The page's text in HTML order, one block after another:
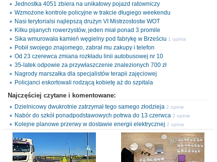
Jednostka 4051 zbiera na unikatowy pojazd ratowniczy
Wzmożone kontrole policyjne w trakcie długiego weekendu
Nasi terytorialsi najlepszą drużyn VI Mistrzostostw WOT
Kilku pijanych rowerzystów, jeden miał ponad 3 promile
Sika wmurowała kamień węgielny pod fabrykę w Brześciu 1 opinia
Pobił swojego znajomego, zabrał mu zakupy i telefon
Od 23 czerewca zmiana rozkładu linii autobusowej nr 10
35-latek odpowie za przywłaszczenie znalezionych 700 zł
Nagrody marszałka dla specjalistów terapii zajęciowej
Policjanci eskortowali rodzącą kobietę aż do szpitala
Najczęściej czytane i komentowane:
Dzielnicowy dwukrotnie zatrzymał tego samego złodzieja 2 opinie
Nabór do szkół ponadpodstawowych potrwa do 13 czerwca 2 opinie
Kolejne planowe przerwy w dostawie energii elektrycznej 2 opinie